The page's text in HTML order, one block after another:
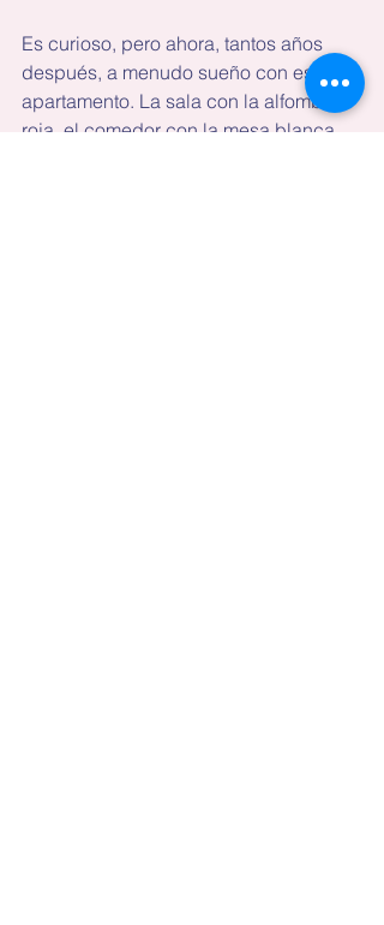
Es curioso, pero ahora, tantos años
después, a menudo sueño con ese
apartamento. La sala con la alfombra
roja, el comedor con la mesa blanca,